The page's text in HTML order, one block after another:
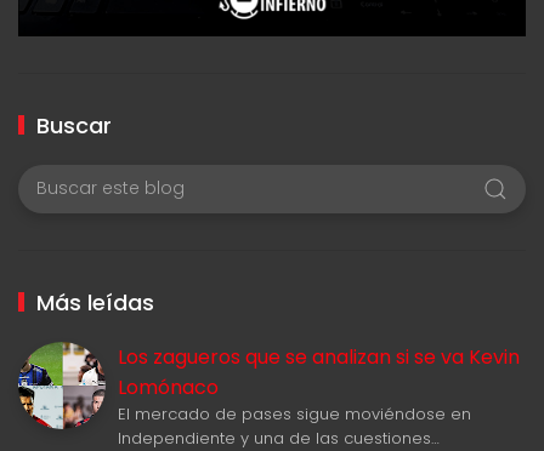
Buscar
Más leídas
Los zagueros que se analizan si se va Kevin
Lomónaco
El mercado de pases sigue moviéndose en
Independiente y una de las cuestiones…